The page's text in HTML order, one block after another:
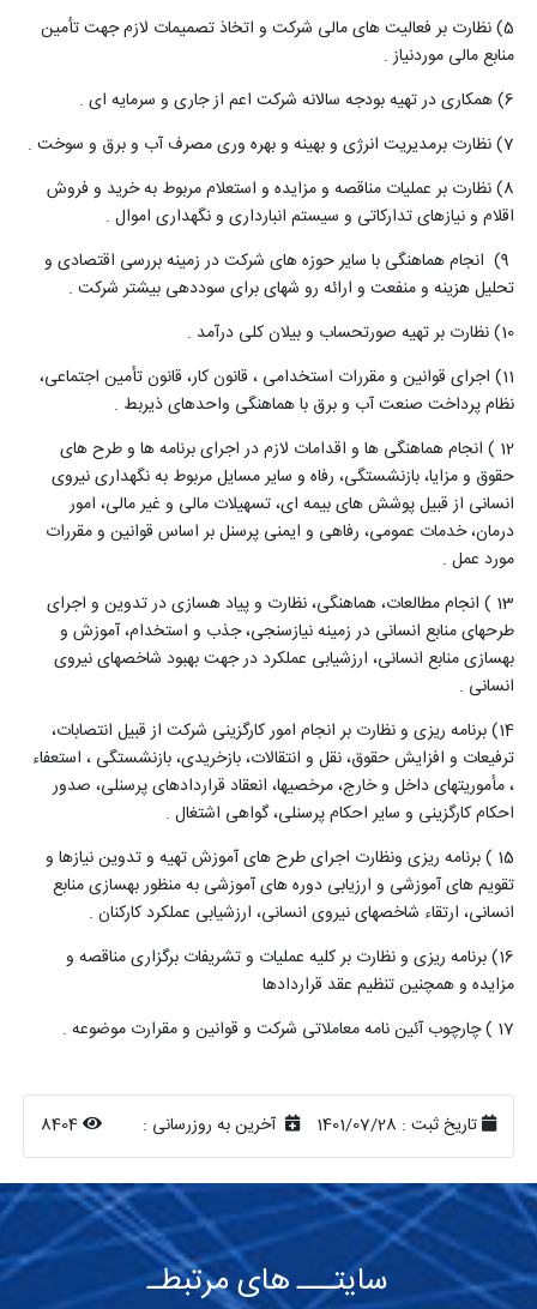
(5نظارت بر فعالیت های مالی شرکت و اتخاذ تصمیمات لازم جهت تأمین
منابع مالی موردنیاز .
6) همکاری در تهیه بودجه سالانه شرکت اعم از جاری و سرمایه ای
.
7) نظارت برمدیریت انرژی و بهینه و بهره وری مصرف آب و برق و سوخت
.
(8نظارت بر عملیات مناقصه و مزایده و استعلام مربوط به خرید و فروش
اقلام و نیازهای تدارکاتی و سیستم انبارداری و نگهداری اموال .
(9 انجام هماهنگی با سایر حوزه های شرکت در زمینه بررسی اقتصادی و
تحلیل هزینه و منفعت و ارائه رو شهای برای سوددهی بیشتر شرکت .
(10نظارت بر تهیه صورتحساب و بیلان کلی درآمد .
11) اجرای قوانین و مقررات استخدامی ، قانون کار، قانون تأمین اجتماعی،
نظام پرداخت صنعت آب و برق با هماهنگی واحدهای ذیربط .
12 ) انجام هماهنگی ها و اقدامات لازم در اجرای برنامه ها و طرح های
حقوق و مزایا، بازنشستگی، رفاه و سایر مسایل مربوط به نگهداری نیروی
انسانی از قبیل پوشش های بیمه ای، تسهیلات مالی و غیر مالی، امور
درمان، خدمات عمومی، رفاهی و ایمنی پرسنل بر اساس قوانین و مقررات
مورد عمل .
13 ) انجام مطالعات، هماهنگی، نظارت و پیاد هسازی در تدوین و اجرای
طرحهای منابع انسانی در زمینه نیازسنجی، جذب و استخدام، آموزش و
بهسازی منابع انسانی، ارزشیابی عملکرد در جهت بهبود شاخصهای نیروی
انسانی .
14) برنامه ریزی و نظارت بر انجام امور کارگزینی شرکت از قبیل انتصابات،
ترفیعات و افزایش حقوق، نقل و انتقالات، بازخریدی، بازنشستگی ، استعفاء
، مأموریتهای داخل و خارج، مرخصیها، انعقاد قراردادهای پرسنلی، صدور
احکام کارگزینی و سایر احکام پرسنلی، گواهی اشتغال .
15 ) برنامه ریزی ونظارت اجرای طرح های آموزش تهیه و تدوین نیازها و
تقویم های آموزشی و ارزیابی دوره های آموزشی به منظور بهسازی منابع
انسانی، ارتقاء شاخصهای نیروی انسانی، ارزشیابی عملکرد کارکنان .
16) برنامه ریزی و نظارت بر کلیه عملیات و تشریفات برگزاری مناقصه و
مزایده و همچنین تنظیم عقد قراردادها
17 ) چارچوب آئین نامه معاملاتی شرکت و قوانین و مقرارت موضوعه .
تاریخ ثبت : 1401/07/28 آخرین به روزرسانی : 8404
سایتـــ های مرتبطـ